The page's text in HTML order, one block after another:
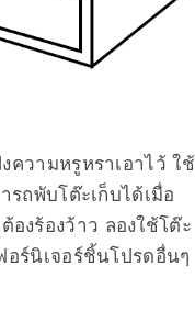
ความหรูหราเอาไว้ ใช้
รถพับโต๊ะเก็บได้เมื่อ
งร้องว้าว ลองใช้โต๊ะ
อร์นิเจอร์ชิ้นโปรดอื่นๆ